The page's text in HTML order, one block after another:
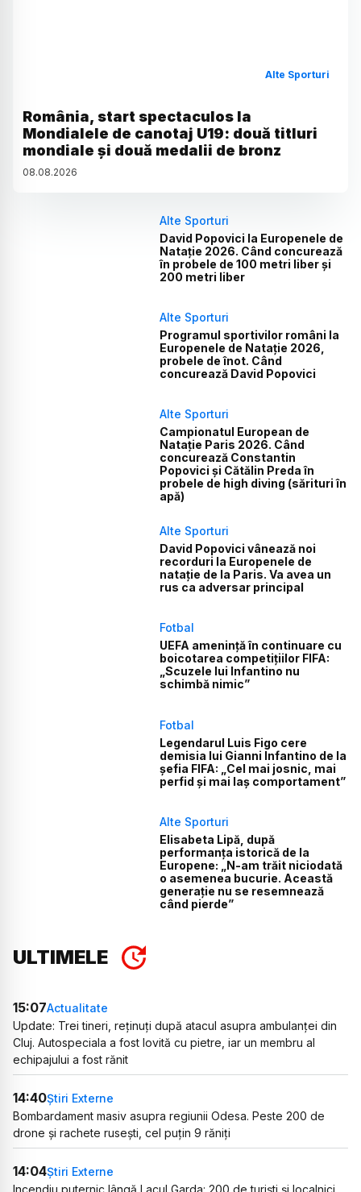
Alte Sporturi
România, start spectaculos la
Mondialele de canotaj U19: două titluri
mondiale și două medalii de bronz
08.08.2026
Alte Sporturi
David Popovici la Europenele de
Natație 2026. Când concurează
în probele de 100 metri liber și
200 metri liber
Alte Sporturi
Programul sportivilor români la
Europenele de Natație 2026,
probele de înot. Când
concurează David Popovici
Alte Sporturi
Campionatul European de
Natație Paris 2026. Când
concurează Constantin
Popovici și Cătălin Preda în
probele de high diving (sărituri în
apă)
Alte Sporturi
David Popovici vânează noi
recorduri la Europenele de
natație de la Paris. Va avea un
rus ca adversar principal
Fotbal
UEFA amenință în continuare cu
boicotarea competițiilor FIFA:
„Scuzele lui Infantino nu
schimbă nimic”
Fotbal
Legendarul Luis Figo cere
demisia lui Gianni Infantino de la
șefia FIFA: „Cel mai josnic, mai
perfid și mai laș comportament”
Alte Sporturi
Elisabeta Lipă, după
performanța istorică de la
Europene: „N-am trăit niciodată
o asemenea bucurie. Această
generație nu se resemnează
când pierde”
ULTIMELE
15:07Actualitate
Update: Trei tineri, reținuți după atacul asupra ambulanței din
Cluj. Autospeciala a fost lovită cu pietre, iar un membru al
echipajului a fost rănit
14:40Știri Externe
Bombardament masiv asupra regiunii Odesa. Peste 200 de
drone și rachete rusești, cel puțin 9 răniți
14:04Știri Externe